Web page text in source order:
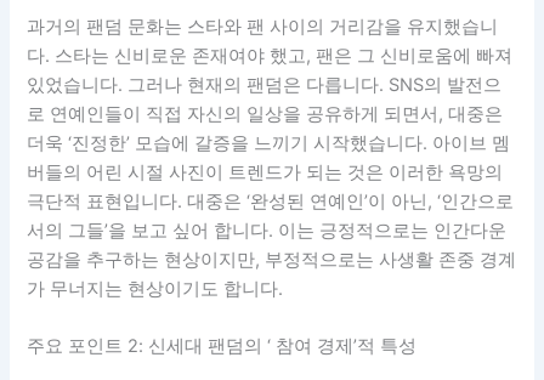
과거의 팬덤 문화는 스타와 팬 사이의 거리감을 유지했습니
다. 스타는 신비로운 존재여야 했고, 팬은 그 신비로움에 빠져
있었습니다. 그러나 현재의 팬덤은 다릅니다. SNS의 발전으
로 연예인들이 직접 자신의 일상을 공유하게 되면서, 대중은
더욱 ‘진정한’ 모습에 갈증을 느끼기 시작했습니다. 아이브 멤
버들의 어린 시절 사진이 트렌드가 되는 것은 이러한 욕망의
극단적 표현입니다. 대중은 ‘완성된 연예인’이 아닌, ‘인간으로
서의 그들’을 보고 싶어 합니다. 이는 긍정적으로는 인간다운
공감을 추구하는 현상이지만, 부정적으로는 사생활 존중 경계
가 무너지는 현상이기도 합니다.
주요 포인트 2: 신세대 팬덤의 ‘ 참여 경제’적 특성